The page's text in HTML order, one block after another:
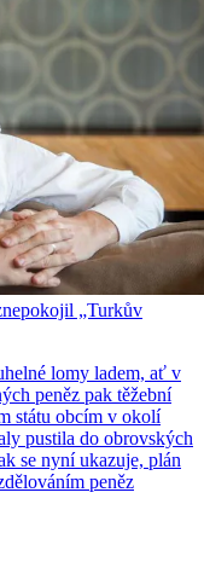
„Turkův
lomy ladem, ať v
peněz pak těžební
státu obcím v okolí
pustila do obrovských
se nyní ukazuje, plán
peněz